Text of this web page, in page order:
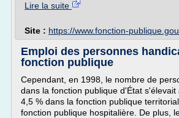
Lire la suite
Site : https://www.fonction-
Emploi des personnes
fonction publique
Cependant, en 1998, le nombre de
dans la fonction publique d'État s'élevait
4,5 % dans la fonction publique
fonction publique hospitalière. De plus,